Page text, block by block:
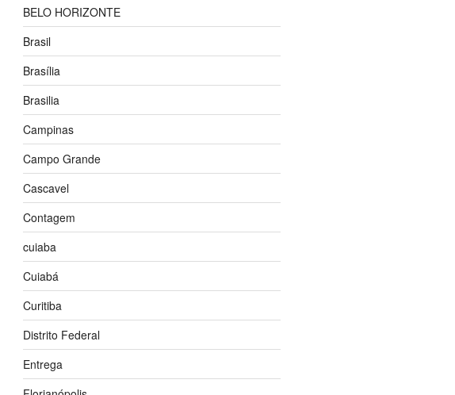
BELO HORIZONTE
Brasil
Brasília
Brasilia
Campinas
Campo Grande
Cascavel
Contagem
cuiaba
Cuiabá
Curitiba
Distrito Federal
Entrega